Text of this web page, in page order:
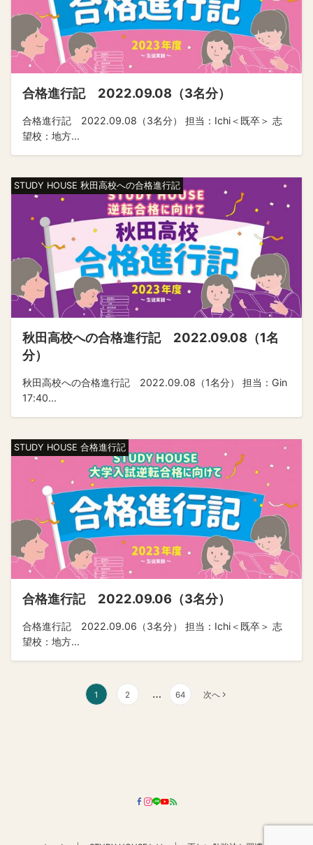
合格進行記 2022.09.08（3名分）
合格進行記 2022.09.08（3名分） 担当：Ichi＜既卒＞ 志
望校：地方...
STUDY HOUSE 秋田高校への合格進行記
秋田高校への合格進行記 2022.09.08（1名
分）
秋田高校への合格進行記 2022.09.08（1名分） 担当：Gin
17:40...
STUDY HOUSE 合格進行記
合格進行記 2022.09.06（3名分）
合格進行記 2022.09.06（3名分） 担当：Ichi＜既卒＞ 志
望校：地方...
1 2 … 64 次へ